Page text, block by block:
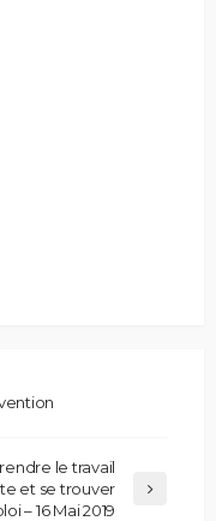
le travail
et se trouver
– 16 Mai 2019